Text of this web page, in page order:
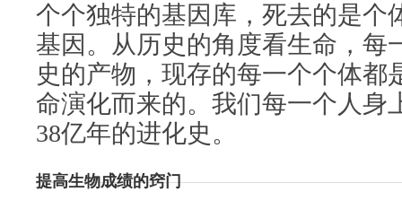
个个独特的基因库，死去的是个
基因。从历史的角度看生命，每
史的产物，现存的每一个个体都
命演化而来的。我们每一个人身
38亿年的进化史。
提高生物成绩的窍门